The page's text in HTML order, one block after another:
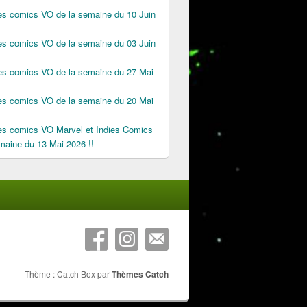
comics VO de la semaine du 10 Juin
comics VO de la semaine du 03 Juin
comics VO de la semaine du 27 Mai
comics VO de la semaine du 20 Mai
comics VO Marvel et Indies Comics
du 13 Mai 2026 !!
Thème : Catch Box parThèmes Catch